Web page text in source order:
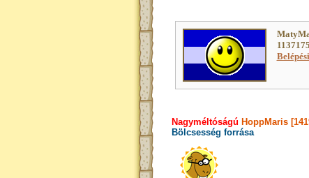
Nagyméltóságú HoppMaris
Bölcsesség forrása